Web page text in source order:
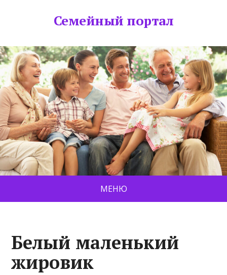
Семейный портал
МЕНЮ
Белый маленький
жировик